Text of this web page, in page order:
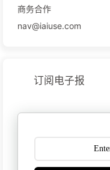
商务合作
nav@iaiuse.com
订阅电子报